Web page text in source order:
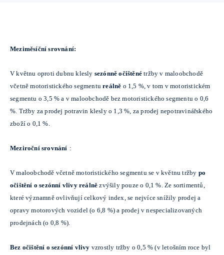
Meziměsíční srovnání:
V květnu oproti dubnu klesly sezónně očištěnétržby v maloobchodě
včetně motoristického segmentureálně o 1,5 %, v tom v motoristickém
segmentu o 3,5 % a v maloobchodě bez motoristického segmentu o 0,6
%. Tržby za prodej potravin klesly o 1,3 %, za prodej nepotravinářského
zboží o 0,1 %.
Meziroční srovnání :
V maloobchodě včetně motoristického segmentu se v květnu tržby po
očištění o sezónní vlivy reálnězvýšily pouze o 0,1 %. Ze sortimentů,
které významně ovlivňují celkový index, se nejvíce snížily prodej a
opravy motorových vozidel (o 6,8 %) a prodej v nespecializovaných
prodejnách (o 0,8 %).
Bez očištění o sezónní vlivy vzrostly tržby o 0,5 % (v letošním roce byl